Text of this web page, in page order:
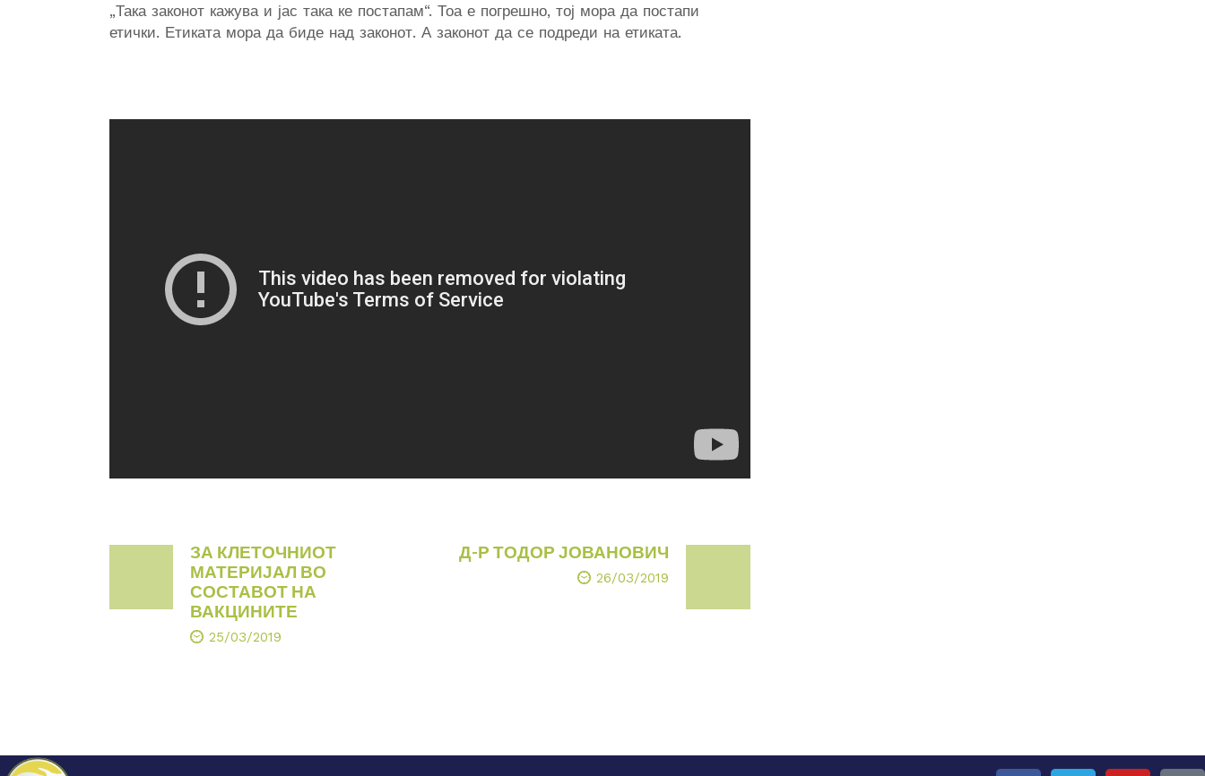
„Така законот кажува и јас така ке постапам“. Тоа е погрешно, тој мора да постапи
етички. Етиката мора да биде над законот. А законот да се подреди на етиката.
ЗА КЛЕТОЧНИОТ
МАТЕРИЈАЛ ВО
СОСТАВОТ НА
ВАКЦИНИТЕ
25/03/2019
Д-Р ТОДОР ЈОВАНОВИЧ
26/03/2019